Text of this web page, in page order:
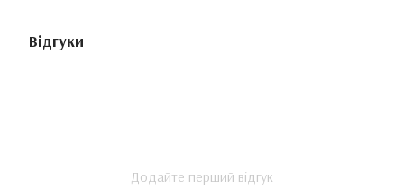
Відгуки
Додайте перший відгук